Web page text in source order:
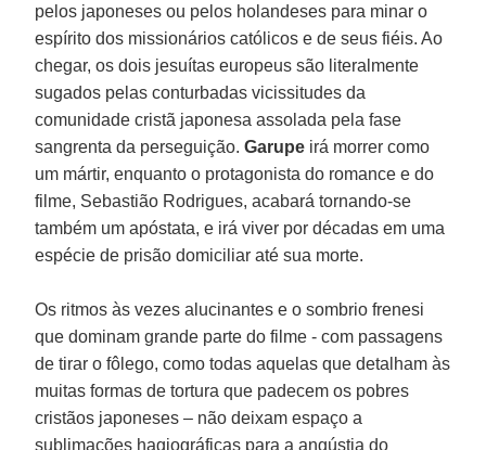
pelos japoneses ou pelos holandeses para minar o
espírito dos missionários católicos e de seus fiéis. Ao
chegar, os dois jesuítas europeus são literalmente
sugados pelas conturbadas vicissitudes da
comunidade cristã japonesa assolada pela fase
sangrenta da perseguição.Garupe irá morrer como
um mártir, enquanto o protagonista do romance e do
filme, Sebastião Rodrigues, acabará tornando-se
também um apóstata, e irá viver por décadas em uma
espécie de prisão domiciliar até sua morte.
Os ritmos às vezes alucinantes e o sombrio frenesi
que dominam grande parte do filme - com passagens
de tirar o fôlego, como todas aquelas que detalham às
muitas formas de tortura que padecem os pobres
cristãos japoneses – não deixam espaço a
sublimações hagiográficas para a angústia do